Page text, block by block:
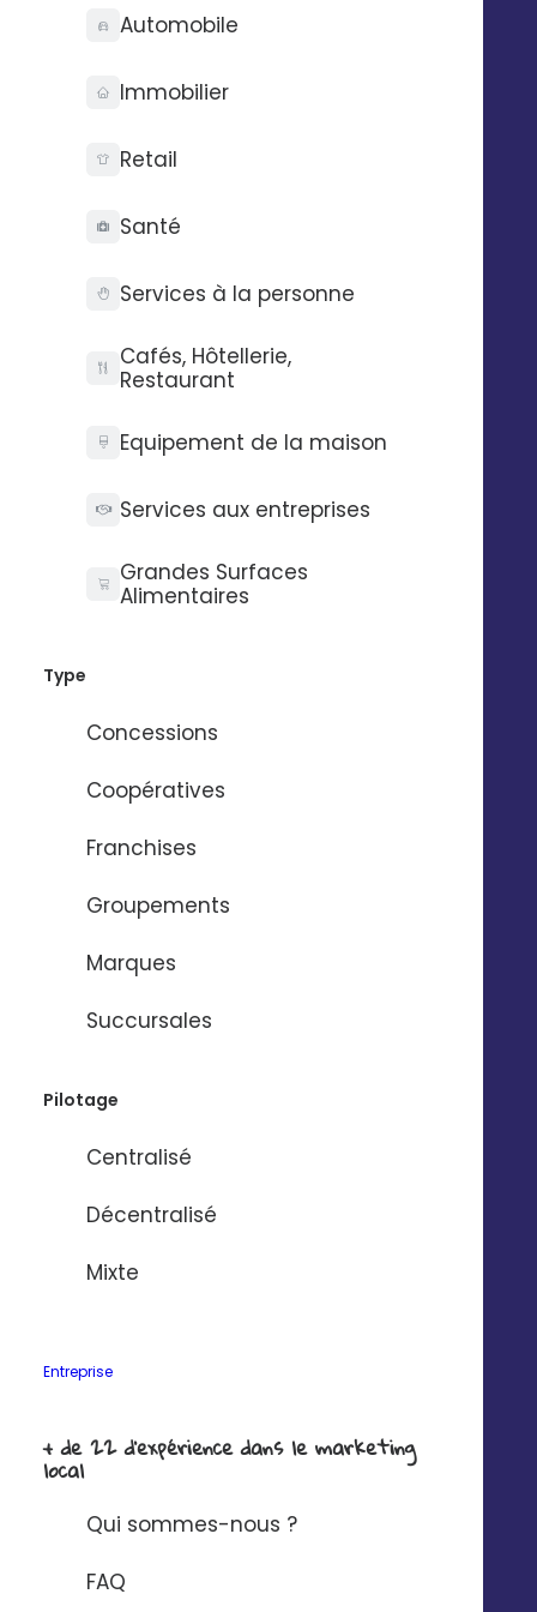
Automobile
Immobilier
Retail
Santé
Services à la personne
Cafés, Hôtellerie,
Restaurant
Equipement de la maison
Services aux entreprises
Grandes Surfaces
Alimentaires
Type
Concessions
Coopératives
Franchises
Groupements
Marques
Succursales
Pilotage
Centralisé
Décentralisé
Mixte
Entreprise
+ de 22 d'expérience dans le marketing
local
Qui sommes-nous ?
FAQ